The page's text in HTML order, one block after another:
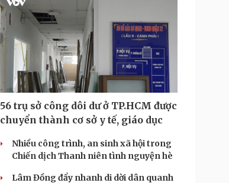
56 trụ sở công dôi dư ở TP.HCM được
chuyển thành cơ sở y tế, giáo dục
Nhiều công trình, an sinh xã hội trong
Chiến dịch Thanh niên tình nguyện hè
Lâm Đồng đẩy nhanh di dời dân quanh